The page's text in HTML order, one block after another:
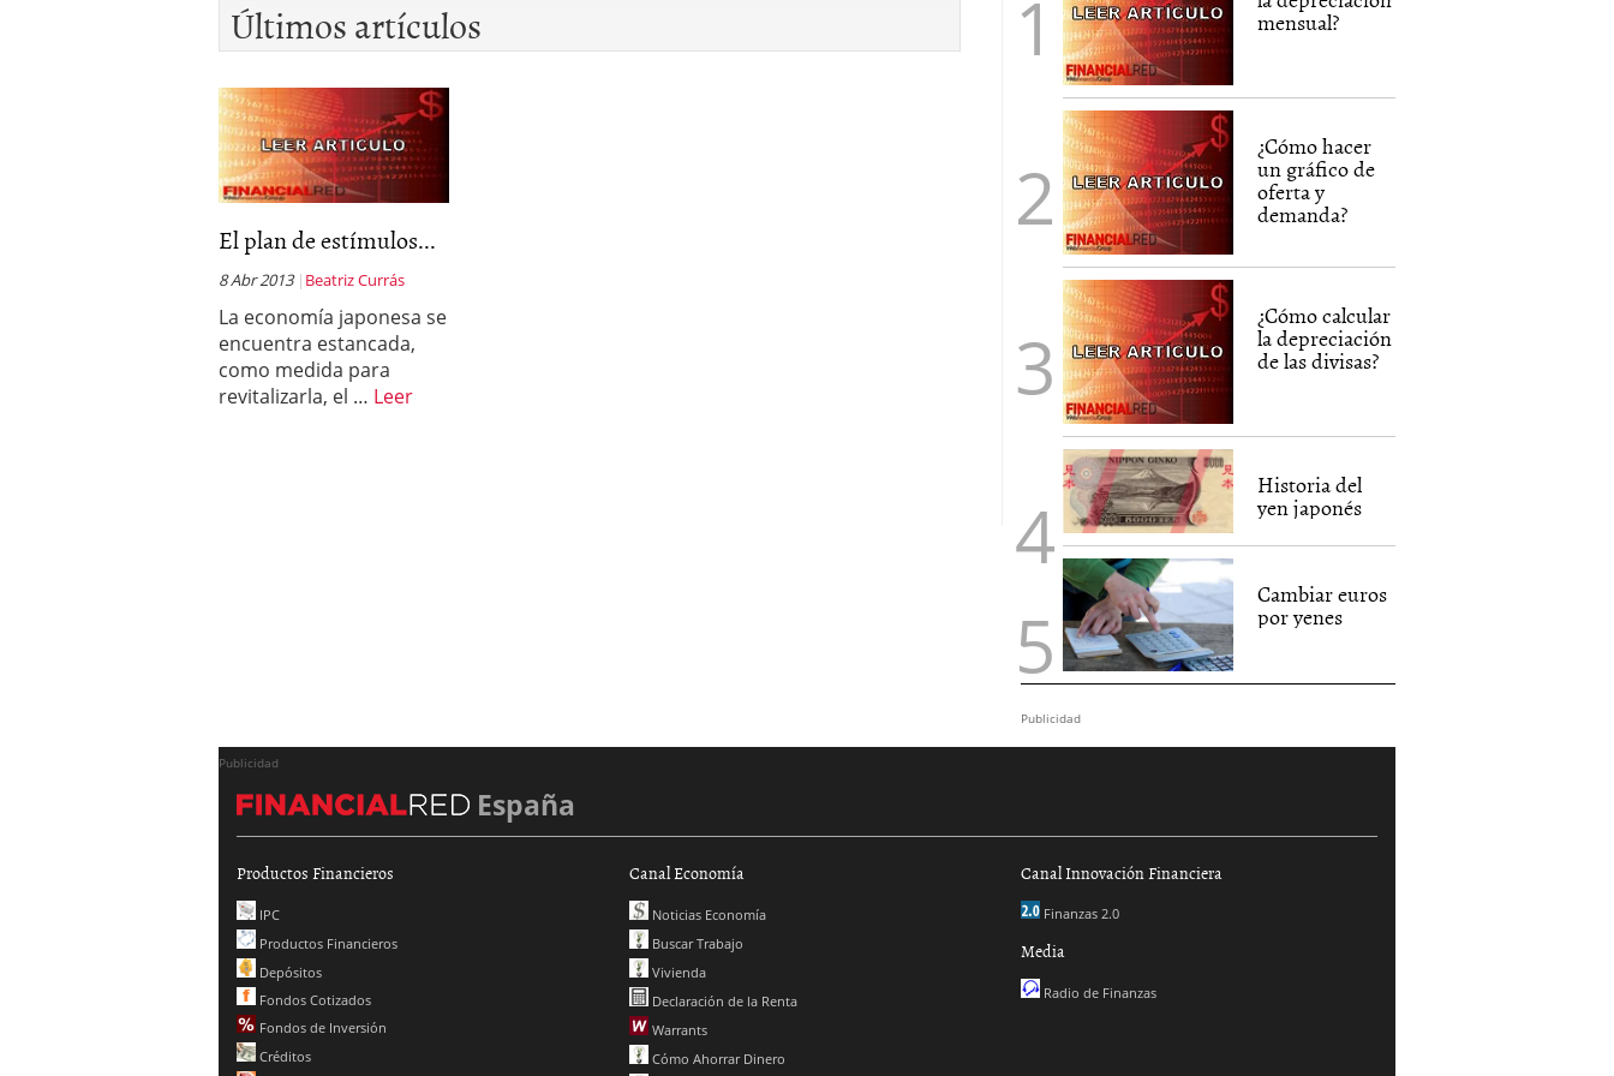
Últimos artículos
El plan de estímulos...
8 Abr 2013 Beatriz Currás
La economía japonesa se
encuentra estancada,
como medida para
revitalizarla, el … Leer
mensual?
¿Cómo hacer
un gráfico de
oferta y
demanda?
¿Cómo calcular
la depreciación
de las divisas?
Historia del
yen japonés
Cambiar euros
por yenes
Publicidad
Publicidad
España
Productos Financieros
IPC
Productos Financieros
Depósitos
Fondos Cotizados
Fondos de Inversión
Créditos
Canal Economía
Noticias Economía
Buscar Trabajo
Vivienda
Declaración de la Renta
Warrants
Cómo Ahorrar Dinero
Canal Innovación Financiera
Finanzas 2.0
Media
Radio de Finanzas